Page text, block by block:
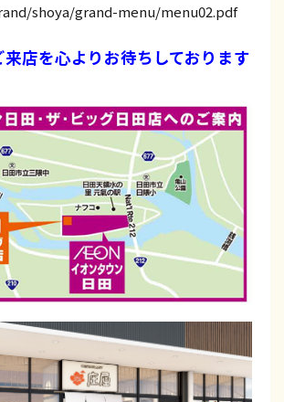
shoya/grand-menu/menu02.pdf
店を心よりお待ちしております